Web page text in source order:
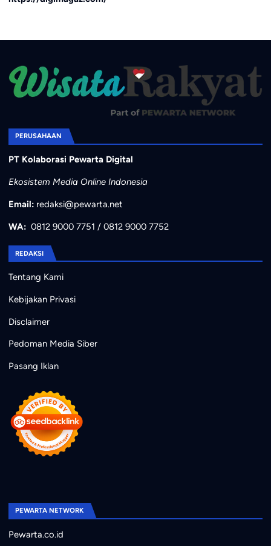
PERUSAHAAN
PT Kolaborasi Pewarta Digital
Ekosistem Media Online Indonesia
Email: redaksi@pewarta.net
WA: 0812 9000 7751 / 0812 9000 7752
REDAKSI
Tentang Kami
Kebijakan Privasi
Disclaimer
Pedoman Media Siber
Pasang Iklan
PEWARTA NETWORK
Pewarta.co.id